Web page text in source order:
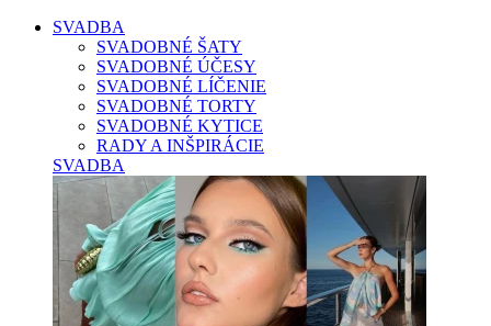
SVADBA
SVADOBNÉ ŠATY
SVADOBNÉ ÚČESY
SVADOBNÉ LÍČENIE
SVADOBNÉ TORTY
SVADOBNÉ KYTICE
RADY A INŠPIRÁCIE
SVADBA